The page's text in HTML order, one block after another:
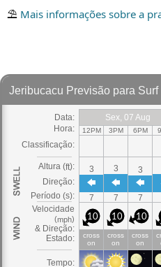
⛱ Mais informações sobre a